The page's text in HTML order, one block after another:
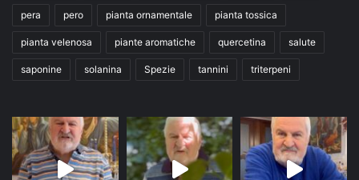
pera pero pianta ornamentale pianta tossica
pianta velenosa piante aromatiche quercetina salute
saponine solanina Spezie tannini triterpeni